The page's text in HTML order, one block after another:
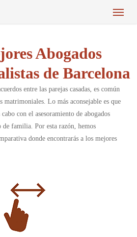
Menu
Abogados
de Barcelona
entre las parejas casadas, es común
matrimoniales. Lo más aconsejable es que
con el asesoramiento de abogados
de familia. Por esta razón, hemos
donde encontrarás a los mejores